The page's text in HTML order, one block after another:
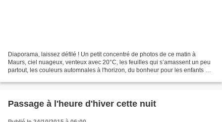
Diaporama, laissez défilé ! Un petit concentré de photos de ce matin à
Maurs, ciel nuageux, venteux avec 20°C, les feuilles qui s’amassent un peu
partout, les couleurs automnales à l'horizon, du bonheur pour les enfants qui
Passage à l'heure d'hiver cette nuit